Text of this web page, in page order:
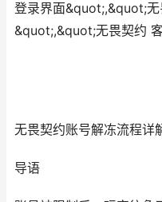
登录界面&quot;,&quot;
&quot;,&quot;无畏契约
无畏契约账号解冻流程详
导语